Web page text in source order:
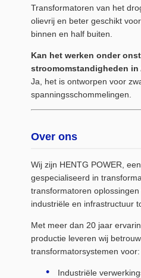
Transformatoren van het
olievrij en beter geschikt
binnen en half buiten.
Kan het werken onder
stroomomstandigheden in
Ja, het is ontworpen voor
spanningsschommelingen.
Over ons
Wij zijn HENTG POWER,
gespecialiseerd in
transformatoren
industriële en infrastructuur
Met meer dan 20 jaar
productie leveren wij
transformatorsystemen voor:
Industriële